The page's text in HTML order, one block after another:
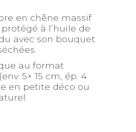
en chêne massif
à l’huile de
avec son bouquet
au format
5× 15 cm, ép. 4
en petite déco ou